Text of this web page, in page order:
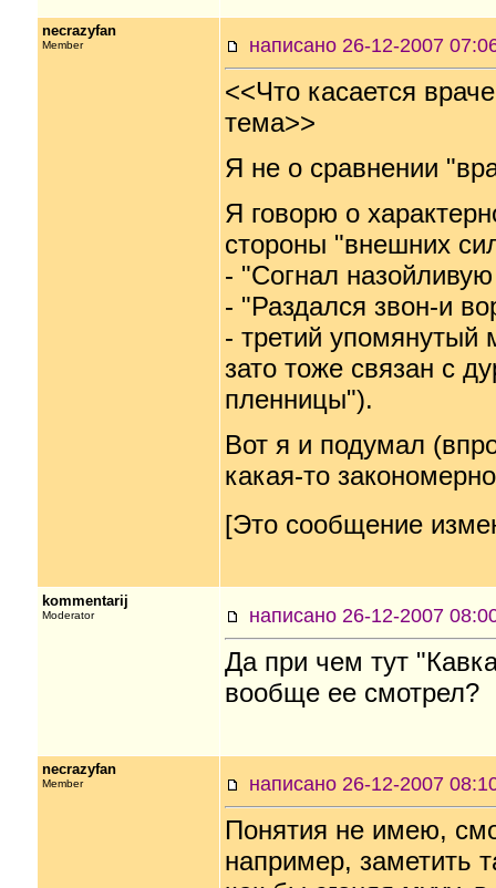
necrazyfan
Member написано 26-12-2007
<<Что касается
тема>>
Я не о сравнении
Я говорю о
стороны "внешних
- "Согнал
- "Раздался звон-и
- третий
зато тоже связан с
пленницы").
Вот я и подумал
какая-то
[Это сообщение
kommentarij
Moderator написано 26-12-2007
Да при чем тут
вообще ее смотрел?
necrazyfan
Member написано 26-12-2007
Понятия не имею,
например, заметить